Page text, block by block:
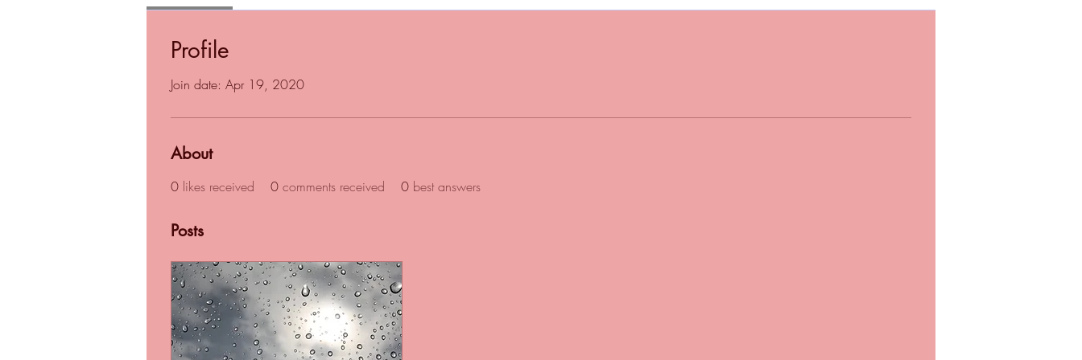
Profile
Join date: Apr 19, 2020
About
0 likes received 0 comments received 0 best answers
Posts